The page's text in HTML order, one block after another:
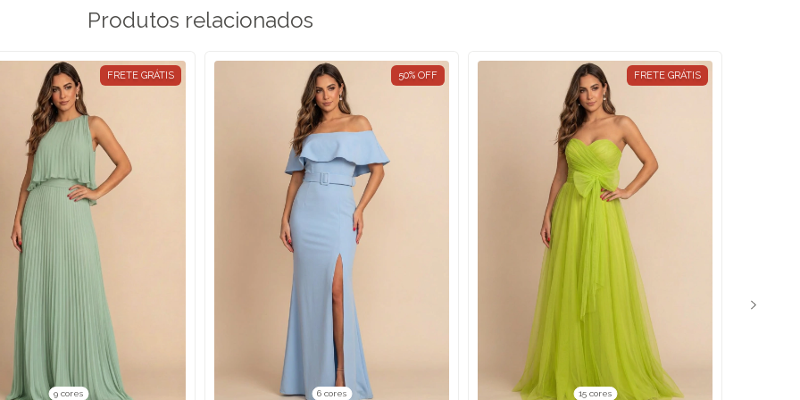
Produtos relacionados
FRETE GRÁTIS
9 cores
50% OFF
6 cores
FRETE GRÁTIS
15 cores